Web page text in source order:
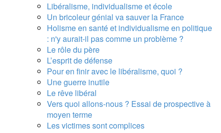
Libéralisme, individualisme et école
Un bricoleur génial va sauver la France
Holisme en santé et individualisme en politique
: n'y aurait-il pas comme un problème ?
Le rôle du père
L’esprit de défense
Pour en finir avec le libéralisme, quoi ?
Une guerre inutile
Le rêve libéral
Vers quoi allons-nous ? Essai de prospective à
moyen terme
Les victimes sont complices